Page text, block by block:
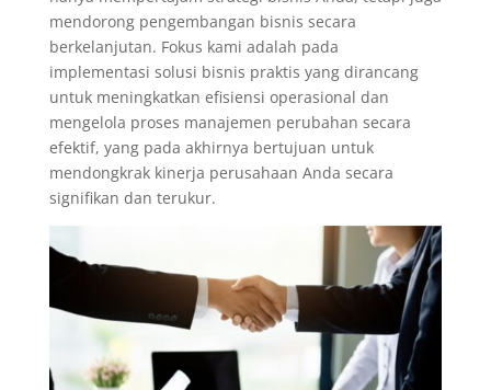
mendorong pengembangan bisnis secara
berkelanjutan. Fokus kami adalah pada
implementasi solusi bisnis praktis yang dirancang
untuk meningkatkan efisiensi operasional dan
mengelola proses manajemen perubahan secara
efektif, yang pada akhirnya bertujuan untuk
mendongkrak kinerja perusahaan Anda secara
signifikan dan terukur.